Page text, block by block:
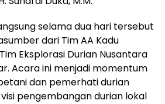
selama dua hari tersebut
dari Tim AA Kadu
Eksplorasi Durian Nusantara
Acara ini menjadi momentum
dan pemerhati durian
pengembangan durian lokal